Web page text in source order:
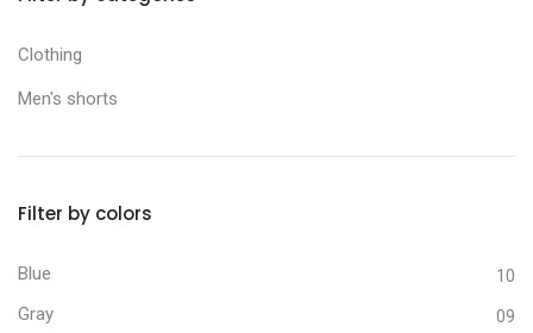
Clothing
Men's shorts
Filter by colors
Blue 10
Gray 09